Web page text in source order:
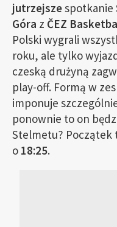
jutrzejszespotkanie
Góra z ČEZ
Polski wygrali
roku, ale tylko
czeską drużyną
play-off. Formą w
imponuje
ponownie to on
Stelmetu? Początek
o 18:25.